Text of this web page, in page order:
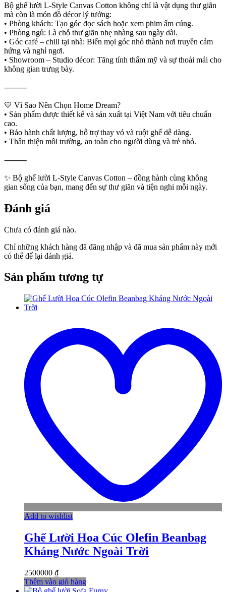
Bộ ghế lười L-Style Canvas Cotton không chỉ là vật dụng thư giãn
mà còn là món đồ décor lý tưởng:
• Phòng khách: Tạo góc đọc sách hoặc xem phim ấm cúng.
• Phòng ngủ: Là chỗ thư giãn nhẹ nhàng sau ngày dài.
• Góc café – chill tại nhà: Biến mọi góc nhỏ thành nơi truyền cảm
hứng và nghỉ ngơi.
• Showroom – Studio décor: Tăng tính thẩm mỹ và sự thoải mái cho
không gian trưng bày.
⸻
💛 Vì Sao Nên Chọn Home Dream?
• Sản phẩm được thiết kế và sản xuất tại Việt Nam với tiêu chuẩn
cao.
• Bảo hành chất lượng, hỗ trợ thay vỏ và ruột ghế dễ dàng.
• Thân thiện môi trường, an toàn cho người dùng và trẻ nhỏ.
⸻
✨ Bộ ghế lười L-Style Canvas Cotton – đồng hành cùng không
gian sống của bạn, mang đến sự thư giãn và tiện nghi mỗi ngày.
Đánh giá
Chưa có đánh giá nào.
Chỉ những khách hàng đã đăng nhập và đã mua sản phẩm này mới
có thể để lại đánh giá.
Sản phẩm tương tự
Add to wishlist
Ghế Lười Hoa Cúc Olefin Beanbag
Kháng Nước Ngoài Trời
2500000 ₫
Thêm vào giỏ hàng